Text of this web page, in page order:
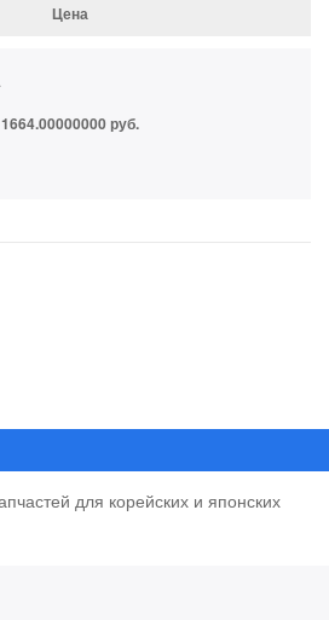
Цена
1664.00000000 руб.
для корейских и японских